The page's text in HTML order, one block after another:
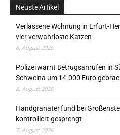
Neuste Artikel
Verlassene Wohnung in Erfurt-
vier verwahrloste Katzen
8. August 2026
Polizei warnt Betrugsanrufen in
Schweina um 14.000 Euro
8. August 2026
Handgranatenfund bei
kontrolliert gesprengt
7. August 2026